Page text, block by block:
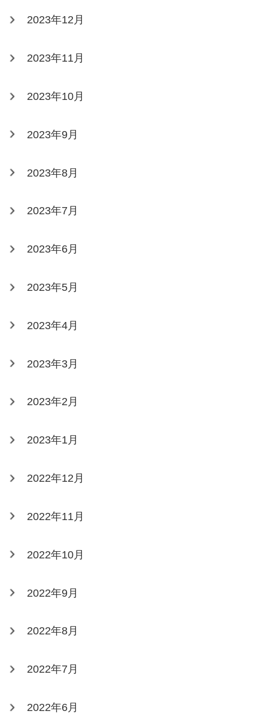
2023年12月
2023年11月
2023年10月
2023年9月
2023年8月
2023年7月
2023年6月
2023年5月
2023年4月
2023年3月
2023年2月
2023年1月
2022年12月
2022年11月
2022年10月
2022年9月
2022年8月
2022年7月
2022年6月